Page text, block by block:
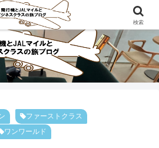
クラスで旅にでよう！！
ファーストクラス
ワンワールド
検索